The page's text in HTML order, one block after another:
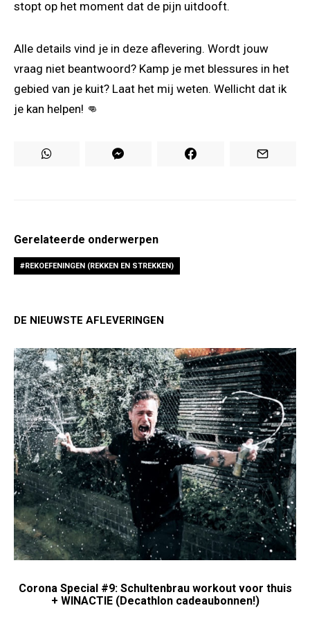
stopt op het moment dat de pijn uitdooft.
Alle details vind je in deze aflevering. Wordt jouw
vraag niet beantwoord? Kamp je met blessures in het
gebied van je kuit? Laat het mij weten. Wellicht dat ik
je kan helpen! 👊
Gerelateerde onderwerpen
REKOEFENINGEN (REKKEN EN STREKKEN)
DE NIEUWSTE AFLEVERINGEN
Corona Special #9: Schultenbrau workout voor thuis
+ WINACTIE (Decathlon cadeaubonnen!)